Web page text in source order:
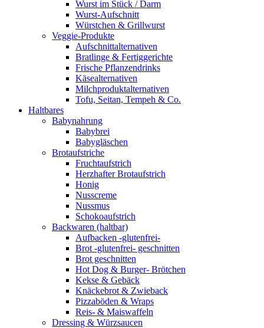
Wurst im Stück / Darm
Wurst-Aufschnitt
Würstchen & Grillwurst
Veggie-Produkte
Aufschnittalternativen
Bratlinge & Fertiggerichte
Frische Pflanzendrinks
Käsealternativen
Milchproduktalternativen
Tofu, Seitan, Tempeh & Co.
Haltbares
Babynahrung
Babybrei
Babygläschen
Brotaufstriche
Fruchtaufstrich
Herzhafter Brotaufstrich
Honig
Nusscreme
Nussmus
Schokoaufstrich
Backwaren (haltbar)
Aufbacken -glutenfrei-
Brot -glutenfrei- geschnitten
Brot geschnitten
Hot Dog & Burger- Brötchen
Kekse & Gebäck
Knäckebrot & Zwieback
Pizzaböden & Wraps
Reis- & Maiswaffeln
Dressing & Würzsaucen